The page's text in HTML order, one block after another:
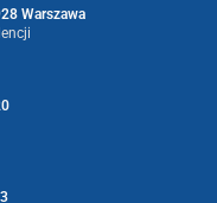
Warszawa